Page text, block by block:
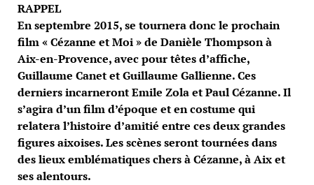
RAPPEL
En septembre 2015, se tournera donc le prochain
film « Cézanne et Moi » de Danièle Thompson à
Aix-en-Provence, avec pour têtes d’affiche,
Guillaume Canet et Guillaume Gallienne. Ces
derniers incarneront Emile Zola et Paul Cézanne. Il
s’agira d’un film d’époque et en costume qui
relatera l’histoire d’amitié entre ces deux grandes
figures aixoises. Les scènes seront tournées dans
des lieux emblématiques chers à Cézanne, à Aix et
ses alentours.